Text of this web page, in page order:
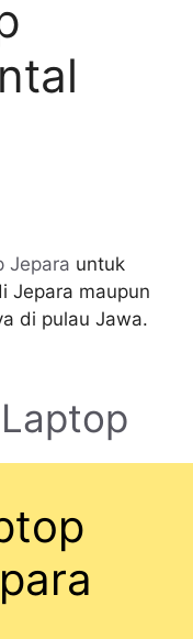
Jepara untuk
Jepara maupun
di pulau Jawa.